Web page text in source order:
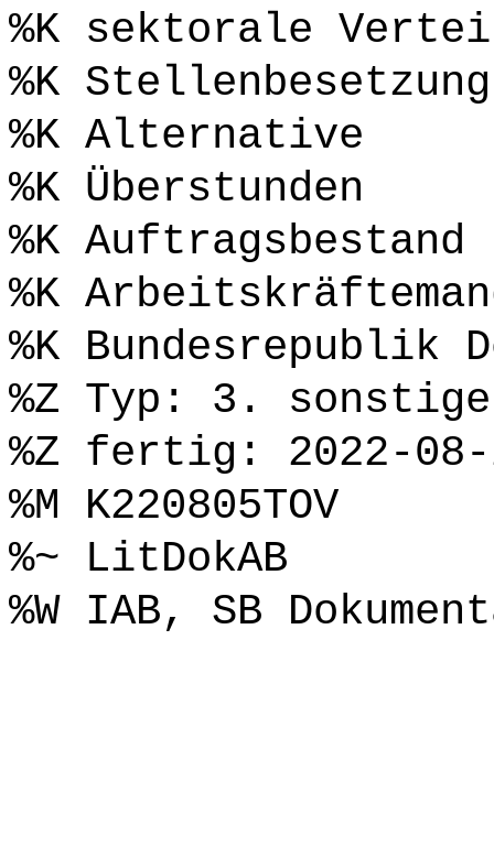
%K sektorale
%K Stellenbesetzung
%K Alternative
%K Überstunden
%K Auftragsbestand
%K
%K Bundesrepublik
%Z Typ: 3.
%Z fertig: 2022-08-
%M K220805TOV
%~ LitDokAB
%W IAB, SB